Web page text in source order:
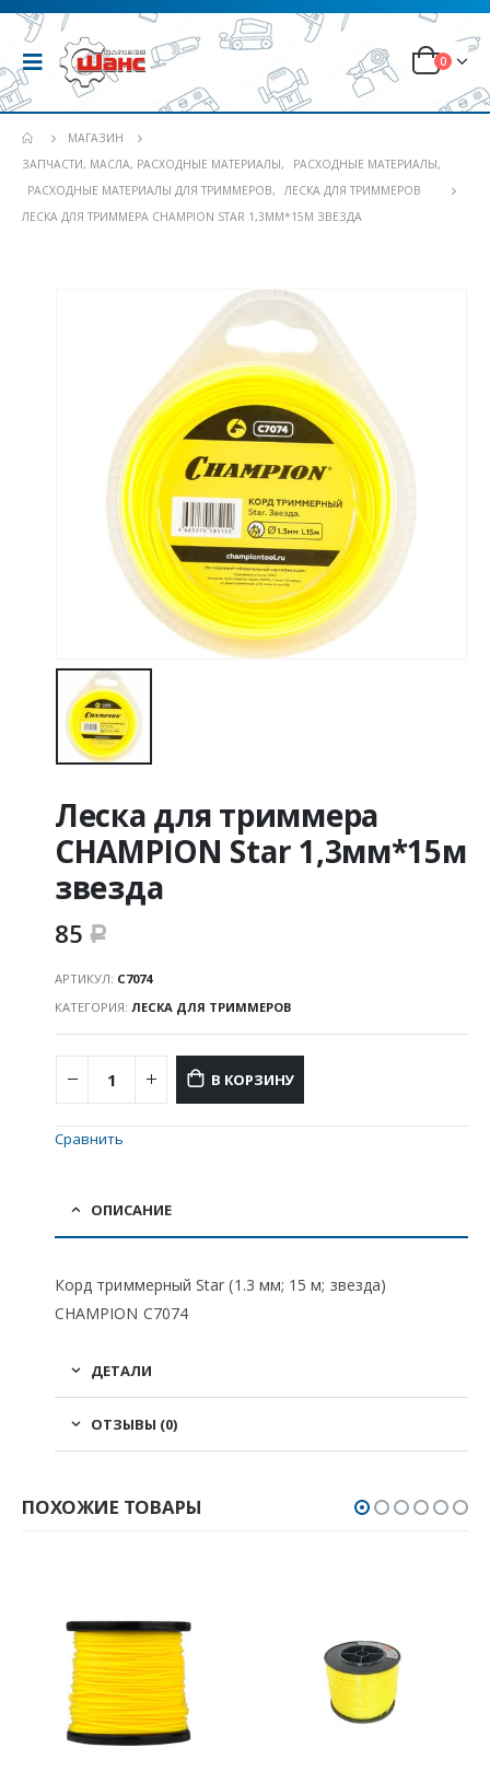
0
МАГАЗИН
ЗАПЧАСТИ, МАСЛА, РАСХОДНЫЕ МАТЕРИАЛЫ, РАСХОДНЫЕ МАТЕРИАЛЫ,
РАСХОДНЫЕ МАТЕРИАЛЫ ДЛЯ ТРИММЕРОВ,
ЛЕСКА ДЛЯ ТРИММЕРОВ
ЛЕСКА ДЛЯ ТРИММЕРА CHAMPION STAR 1,3ММ*15М ЗВЕЗДА
Леска для триммера
CHAMPION Star 1,3мм*15м
звезда
85 Р
АРТИКУЛ: С7074
КАТЕГОРИЯ: ЛЕСКА ДЛЯ ТРИММЕРОВ
В КОРЗИНУ
Сравнить
ОПИСАНИЕ
Корд триммерный Star (1.3 мм; 15 м; звезда)
CHAMPION C7074
ДЕТАЛИ
ОТЗЫВЫ (0)
ПОХОЖИЕ ТОВАРЫ